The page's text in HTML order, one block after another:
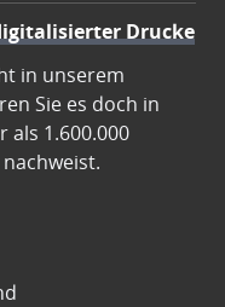
Drucke
in unserem
Sie es doch in
als 1.600.000